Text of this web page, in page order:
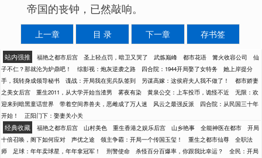
帝国的丧钟，已然敲响。
上一章 目 录 下一章 存书签
站内强推 福艳之都市后宫 圣上轻点罚，暗卫又哭了 武炼巅峰 都市花语 篝火收容公司
仙
子不仁？那就沦为炉鼎吧！
综影视：炮灰逆袭之路 四合院：1944开局娶了女特务
她上岸提分
手，我转身成领导秘书
谍战：开局我在宪兵队签到 另谋高嫁：这侯府夫人我不做了！
都市娇妻
之美女后宫
重生2011，从大学开始当渣男 雾夜有染 黄泉公交：上车投币，诡怪不近
无限：欢
迎来到暗黑童话世界
带着空间养兽夫，恶雌成了万人迷 风云之最强反派
四合院：从民国三十年
开始！
正阳门下：娶妻关小关
经典收藏 福艳之都市后宫 山村美色 重生香港之娱乐后宫 山乡艳事 全能神医在都市
开局
十倍召唤，阁下如何应对
声优之途 领主争霸：开局一个传国玉玺！ 重生之都市仙尊
全职法
师
足球：年年卖球星，年年拿冠军！ 刑警使命 杀怪百分百爆率，你跟我比幸运？ 全民：开局